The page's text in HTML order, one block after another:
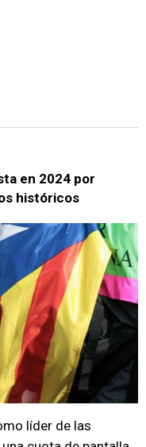
en 2024 por
históricos
líder de las